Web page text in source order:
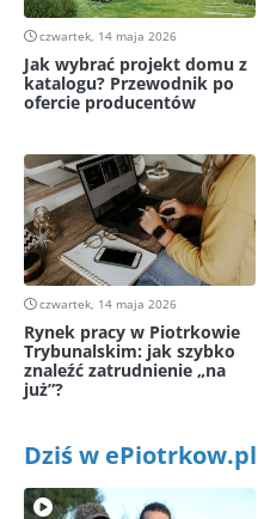
czwartek, 14 maja 2026
Jak wybrać projekt domu z
katalogu? Przewodnik po
ofercie producentów
czwartek, 14 maja 2026
Rynek pracy w Piotrkowie
Trybunalskim: jak szybko
znaleźć zatrudnienie „na
już”?
Dziś w ePiotrkow.pl